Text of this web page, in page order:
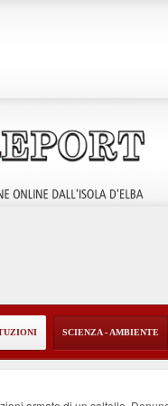
SCIENZA - AMBIENTE